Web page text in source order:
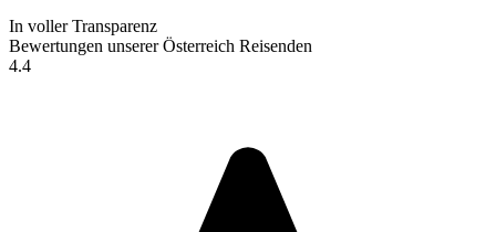
In voller Transparenz
Bewertungen unserer Österreich Reisenden
4.4